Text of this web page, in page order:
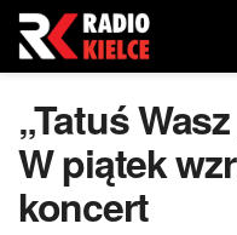
„Tatuś
W piątek
koncert